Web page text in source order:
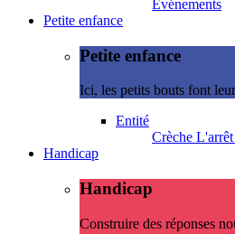
Evénements
Petite enfance
Petite enfance
Ici, les petits bouts font
Entité
Crèche
Handicap
Handicap
Construire des réponses